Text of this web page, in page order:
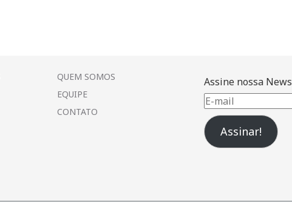
QUEM SOMOS
EQUIPE
CONTATO
Assine nossa News
E-
mail
Assinar!